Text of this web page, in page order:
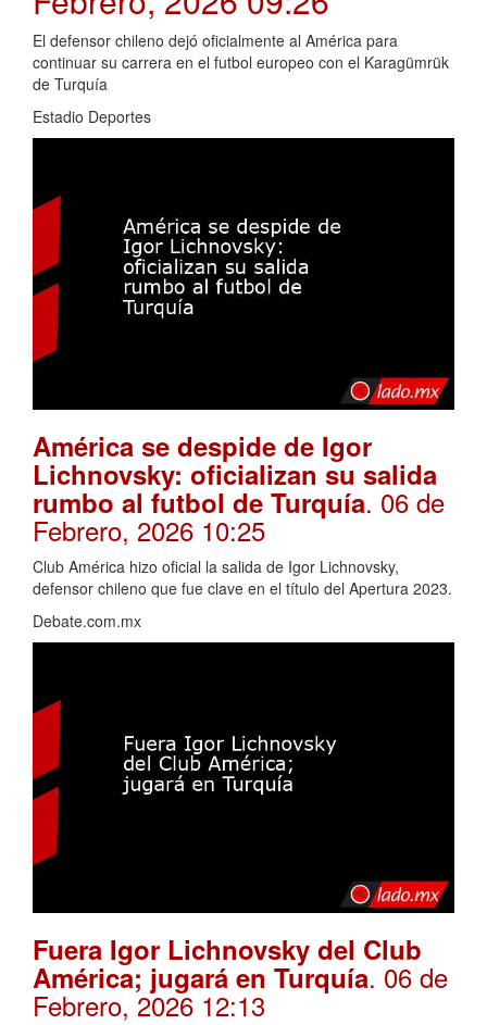
El defensor chileno dejó oficialmente al América para
continuar su carrera en el futbol europeo con el Karagümrük
de Turquía
Estadio Deportes
América se despide de Igor
Lichnovsky: oficializan su salida
rumbo al futbol de Turquía. 06 de
Febrero, 2026 10:25
Club América hizo oficial la salida de Igor Lichnovsky,
defensor chileno que fue clave en el título del Apertura 2023.
Debate.com.mx
Fuera Igor Lichnovsky del Club
América; jugará en Turquía. 06 de
Febrero, 2026 12:13